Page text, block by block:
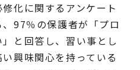
化に関するアンケート
97％の保護者が「プロ
と回答し、習い事とし
興味関心を持っている